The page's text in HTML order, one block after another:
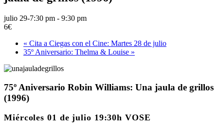
julio 29-7:30 pm - 9:30 pm
6€
« Cita a Ciegas con el Cine: Martes 28 de julio
35º Aniversario: Thelma & Louise »
75º Aniversario Robin Williams: Una jaula de grillos
(1996)
Miércoles 01 de julio 19:30h VOSE